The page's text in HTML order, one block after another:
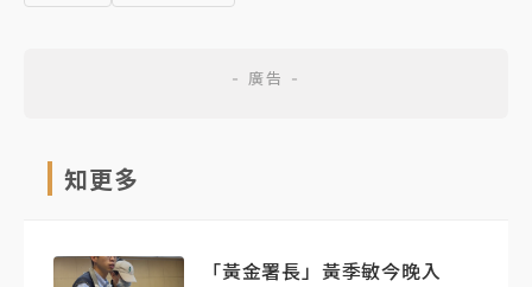
知更多
「黃金署長」黃季敏今晚入